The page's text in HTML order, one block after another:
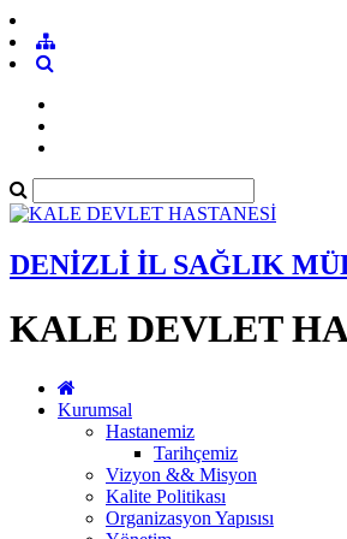
DENİZLİ İL SAĞLIK
KALE DEVLET
Kurumsal
Hastanemiz
Tarihçemiz
Vizyon && Misyon
Kalite Politikası
Organizasyon Yapısısı